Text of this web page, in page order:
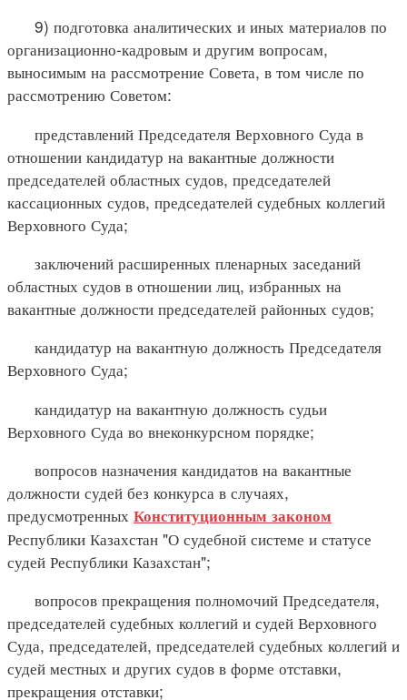
9) подготовка аналитических и иных материалов по
организационно-кадровым и другим вопросам,
выносимым на рассмотрение Совета, в том числе по
рассмотрению Советом:
представлений Председателя Верховного Суда в
отношении кандидатур на вакантные должности
председателей областных судов, председателей
кассационных судов, председателей судебных коллегий
Верховного Суда;
заключений расширенных пленарных заседаний
областных судов в отношении лиц, избранных на
вакантные должности председателей районных судов;
кандидатур на вакантную должность Председателя
Верховного Суда;
кандидатур на вакантную должность судьи
Верховного Суда во внеконкурсном порядке;
вопросов назначения кандидатов на вакантные
должности судей без конкурса в случаях,
предусмотренных Конституционным законом
Республики Казахстан "О судебной системе и статусе
судей Республики Казахстан";
вопросов прекращения полномочий Председателя,
председателей судебных коллегий и судей Верховного
Суда, председателей, председателей судебных коллегий и
судей местных и других судов в форме отставки,
прекращения отставки;